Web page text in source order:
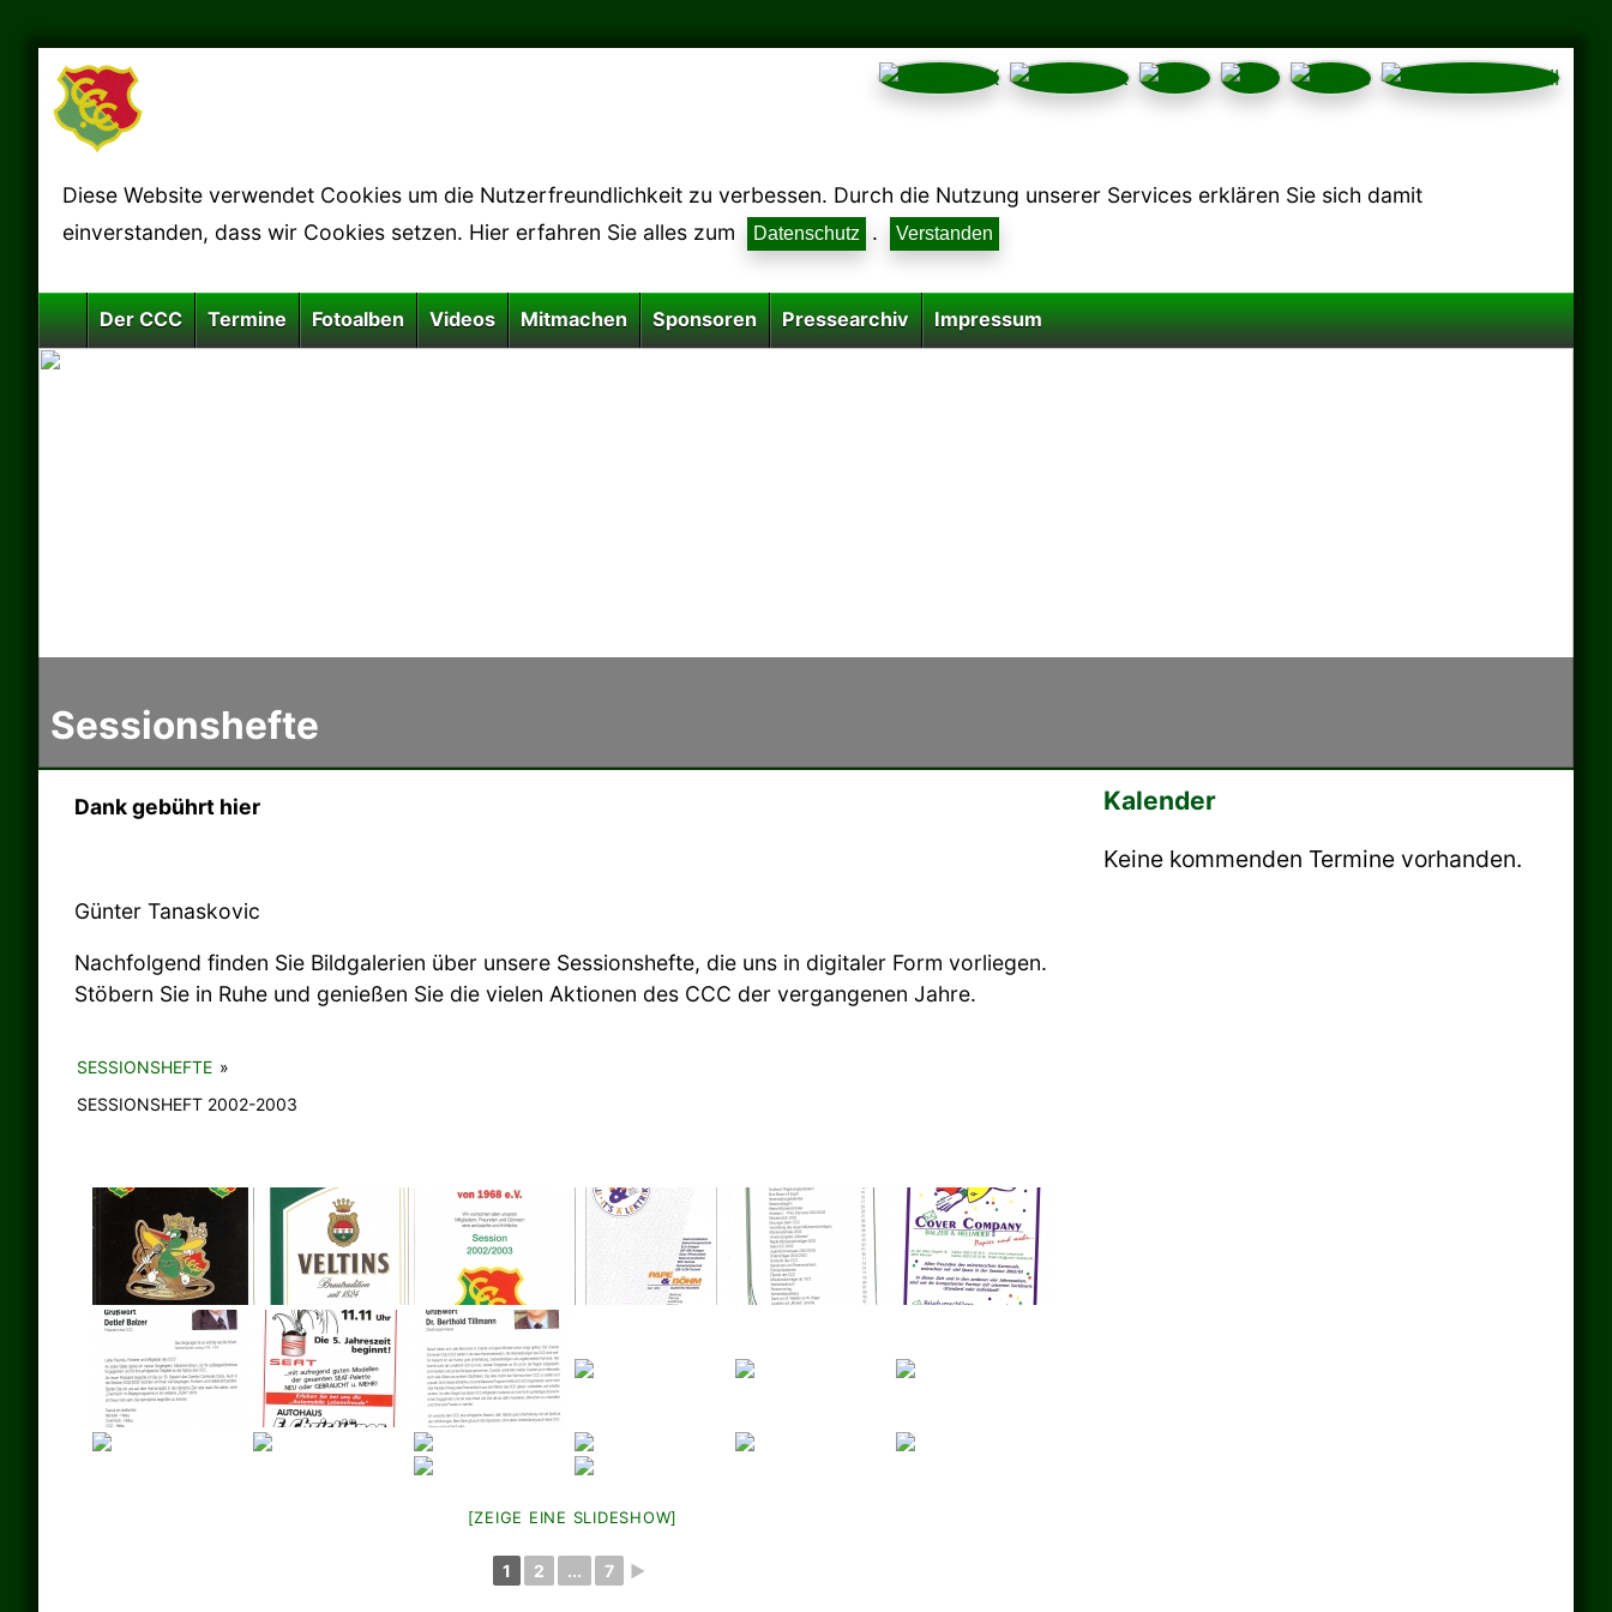
Diese Website verwendet Cookies um die Nutzerfreundlichkeit zu verbessen. Durch die Nutzung unserer Services erklären Sie sich damit
einverstanden, dass wir Cookies setzen. Hier erfahren Sie alles zum
Datenschutz . Verstanden
Der CCC Termine Fotoalben Videos Mitmachen Sponsoren Pressearchiv Impressum
Sessionshefte
Dank gebührt hier
Günter Tanaskovic
Nachfolgend finden Sie Bildgalerien über unsere Sessionshefte, die uns in digitaler Form vorliegen.
Stöbern Sie in Ruhe und genießen Sie die vielen Aktionen des CCC der vergangenen Jahre.
SESSIONSHEFTE »
SESSIONSHEFT 2002-2003
[ZEIGE EINE SLIDESHOW]
1 2 ... 7 ►
Kalender
Keine kommenden Termine vorhanden.